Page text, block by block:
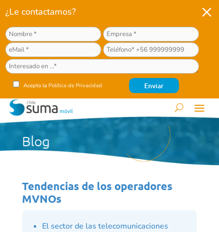
¿Le contactamos?
Acepto la Política de Privacidad
M
Blog
Tendencias de los operadores
MVNOs
El sector de las telecomunicaciones